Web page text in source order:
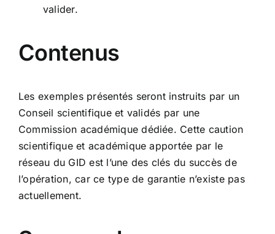
valider.
Contenus
Les exemples présentés seront instruits par un
Conseil scientifique et validés par une
Commission académique dédiée. Cette caution
scientifique et académique apportée par le
réseau du GID est l’une des clés du succès de
l’opération, car ce type de garantie n’existe pas
actuellement.